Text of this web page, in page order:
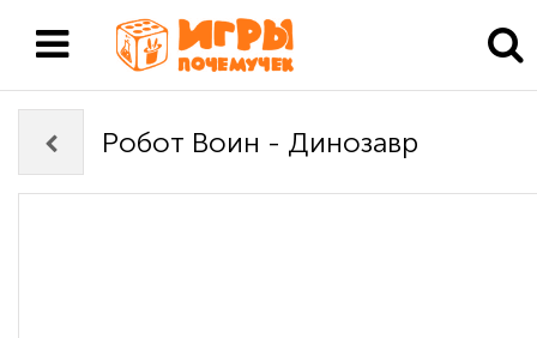
Робот Воин - Динозавр